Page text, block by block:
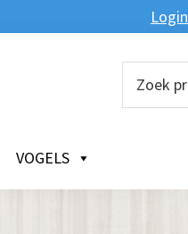
Login
VOGELS
Zoeken